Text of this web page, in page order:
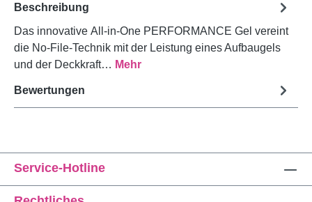
Beschreibung
Das innovative All-in-One PERFORMANCE Gel vereint
die No-File-Technik mit der Leistung eines Aufbaugels
und der Deckkraft… Mehr
Bewertungen
Service-Hotline